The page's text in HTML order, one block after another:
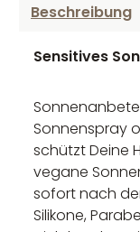
Beschreibung
Sensitives
Sonnenspray
schützt Deine
vegane
sofort nach
Silikone,